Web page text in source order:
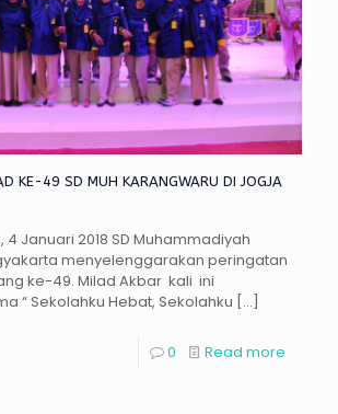
KE-49 SD MUH KARANGWARU DI JOGJA
4 Januari 2018 SD Muhammadiyah
menyelenggarakan peringatan
ke-49. Milad Akbar kali ini
“ Sekolahku Hebat, Sekolahku […]
0 Read more